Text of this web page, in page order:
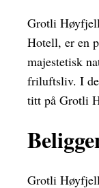
Grotli
Hotell, er en
majestetisk
friluftsliv. I
titt på Grotli
Grotli